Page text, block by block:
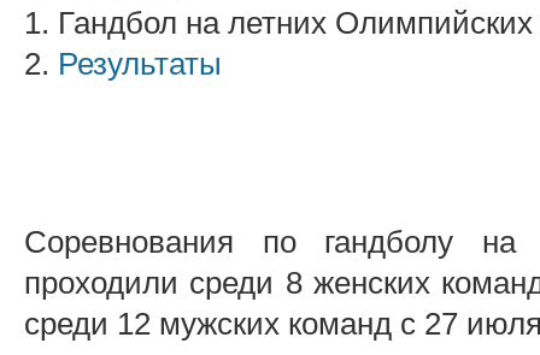
1. Гандбол на летних Олимпийских
2. Результаты
Соревнования по гандболу
проходили среди 8 женских
среди 12 мужских команд с 27